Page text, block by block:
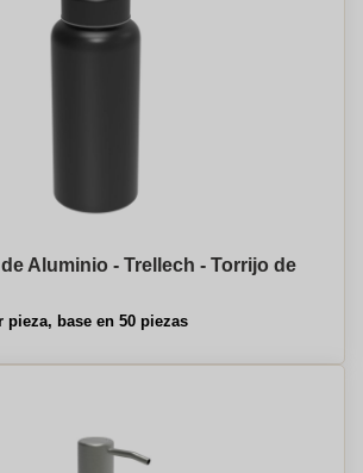
Aluminio - Trellech - Torrijo de
pieza, base en 50 piezas